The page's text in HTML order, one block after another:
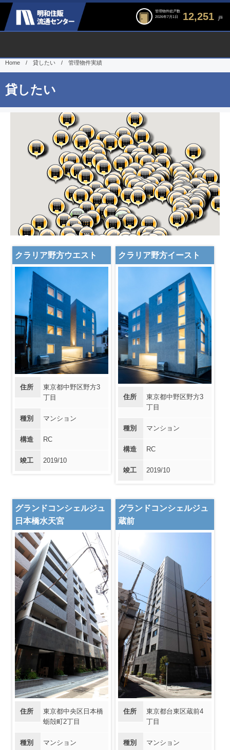
管理物件総戸数
2026年7月1日
12,251 戸
Home / 貸したい / 管理物件実績
クラリア野方ウエスト
住所
東京都中野区野方3
丁目
種別 マンション
構造 RC
竣工 2019/10
クラリア野方イースト
住所
東京都中野区野方3
丁目
種別 マンション
構造 RC
竣工 2019/10
グランドコンシェルジュ
日本橋水天宮
住所
東京都中央区日本橋
蛎殻町2丁目
種別 マンション
グランドコンシェルジュ
蔵前
住所
東京都台東区蔵前4
丁目
種別 マンション